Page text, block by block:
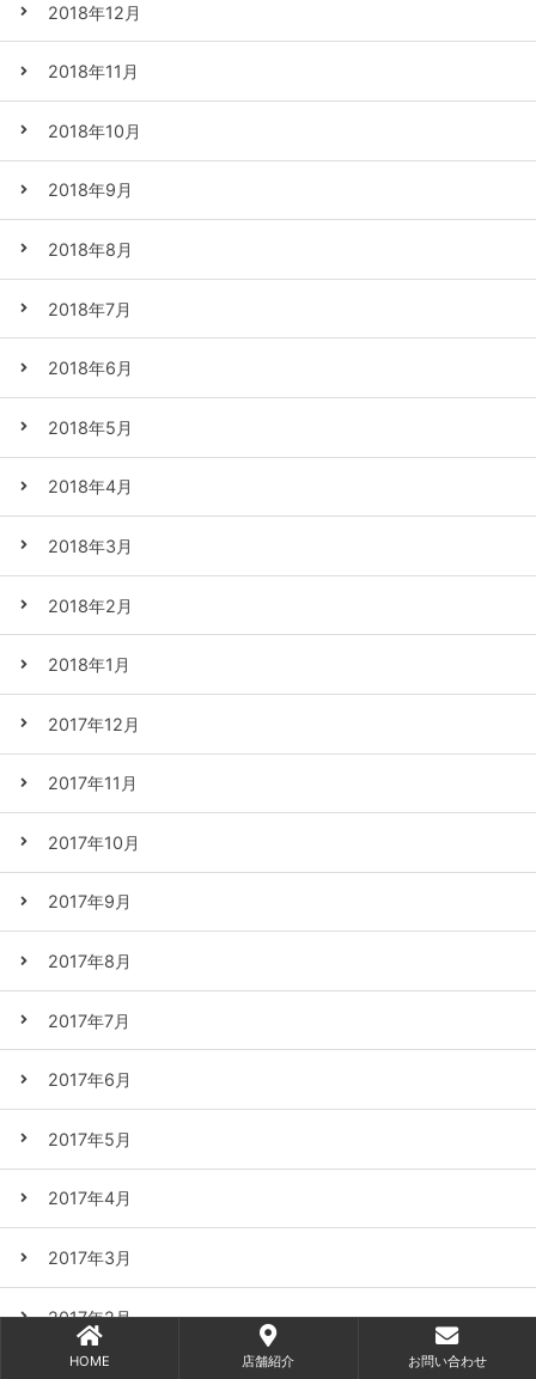
2018年12月
2018年11月
2018年10月
2018年9月
2018年8月
2018年7月
2018年6月
2018年5月
2018年4月
2018年3月
2018年2月
2018年1月
2017年12月
2017年11月
2017年10月
2017年9月
2017年8月
2017年7月
2017年6月
2017年5月
2017年4月
2017年3月
2017年2月
HOME 店舗紹介 お問い合わせ